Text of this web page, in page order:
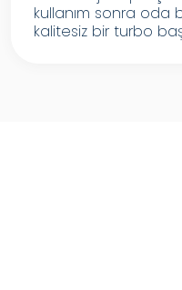
kullanım sonra oda
kalitesiz bir turbo